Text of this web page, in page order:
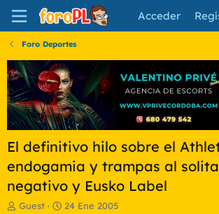
Acceder
Foro Deportes
El definitivo hilo sobre el
endogamia y trampas al
negativo y Eusko Label
I
Guest
F
24 Ene 2005